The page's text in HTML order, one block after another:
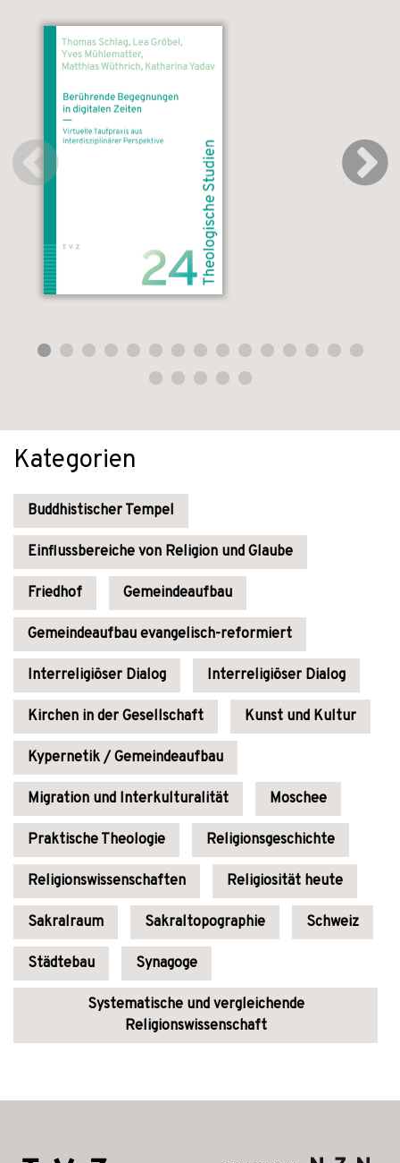
Kategorien
Buddhistischer Tempel
Einflussbereiche von Religion und Glaube
Friedhof Gemeindeaufbau
Gemeindeaufbau evangelisch-reformiert
Interreligiöser Dialog Interreligiöser Dialog
Kirchen in der Gesellschaft Kunst und Kultur
Kypernetik / Gemeindeaufbau
Migration und Interkulturalität Moschee
Praktische Theologie Religionsgeschichte
Religionswissenschaften Religiosität heute
Sakralraum Sakraltopographie Schweiz
Städtebau Synagoge
Systematische und vergleichende
Religionswissenschaft